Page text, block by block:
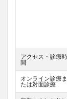
アクセス・診療時
間
オンライン診療ま
たは対面診療